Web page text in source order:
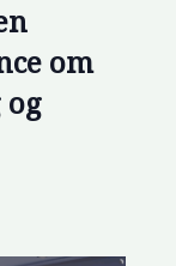
om